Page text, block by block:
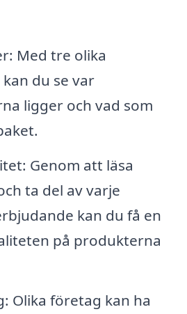
Med tre olika
du se var
ligger och vad som
Genom att läsa
ta del av varje
kan du få en
på produkterna
Olika företag kan ha